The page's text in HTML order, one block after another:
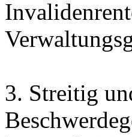
3. Streitig